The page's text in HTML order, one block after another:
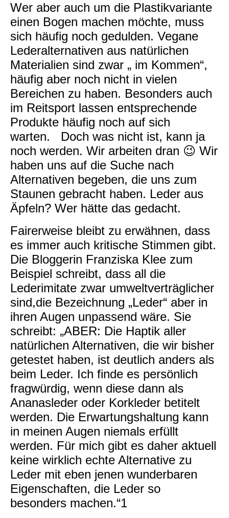
Wer aber auch um die Plastikvariante
einen Bogen machen möchte, muss
sich häufig noch gedulden. Vegane
Lederalternativen aus natürlichen
Materialien sind zwar „ im Kommen“,
häufig aber noch nicht in vielen
Bereichen zu haben. Besonders auch
im Reitsport lassen entsprechende
Produkte häufig noch auf sich
warten. Doch was nicht ist, kann ja
noch werden. Wir arbeiten dran 😉 Wir
haben uns auf die Suche nach
Alternativen begeben, die uns zum
Staunen gebracht haben. Leder aus
Äpfeln? Wer hätte das gedacht.
Fairerweise bleibt zu erwähnen, dass
es immer auch kritische Stimmen gibt.
Die Bloggerin Franziska Klee zum
Beispiel schreibt, dass all die
Lederimitate zwar umweltverträglicher
sind,die Bezeichnung „Leder“ aber in
ihren Augen unpassend wäre. Sie
schreibt: „ABER: Die Haptik aller
natürlichen Alternativen, die wir bisher
getestet haben, ist deutlich anders als
beim Leder. Ich finde es persönlich
fragwürdig, wenn diese dann als
Ananasleder oder Korkleder betitelt
werden. Die Erwartungshaltung kann
in meinen Augen niemals erfüllt
werden. Für mich gibt es daher aktuell
keine wirklich echte Alternative zu
Leder mit eben jenen wunderbaren
Eigenschaften, die Leder so
besonders machen.“1